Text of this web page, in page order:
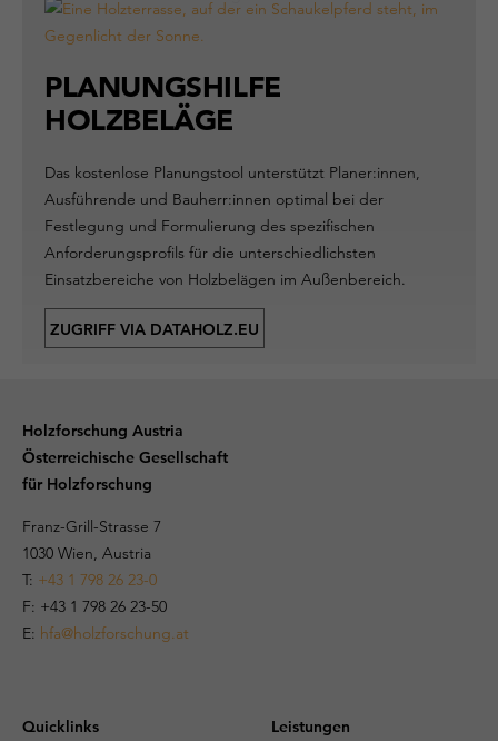
PLANUNGSHILFE
HOLZBELÄGE
Das kostenlose Planungstool unterstützt Planer:innen,
Ausführende und Bauherr:innen optimal bei der
Festlegung und Formulierung des spezifischen
Anforderungsprofils für die unterschiedlichsten
Einsatzbereiche von Holzbelägen im Außenbereich.
ZUGRIFF VIA DATAHOLZ.EU
Holzforschung Austria
Österreichische Gesellschaft
für Holzforschung
Franz-Grill-Strasse 7
1030 Wien, Austria
T: +43 1 798 26 23-0
​​F: +43 1 798 26 23-50
E: hfa@holzforschung.at
Quicklinks
Leistungen